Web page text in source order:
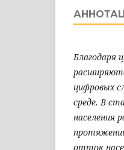
Благодаря
цифровых
среде. В
населения
отток